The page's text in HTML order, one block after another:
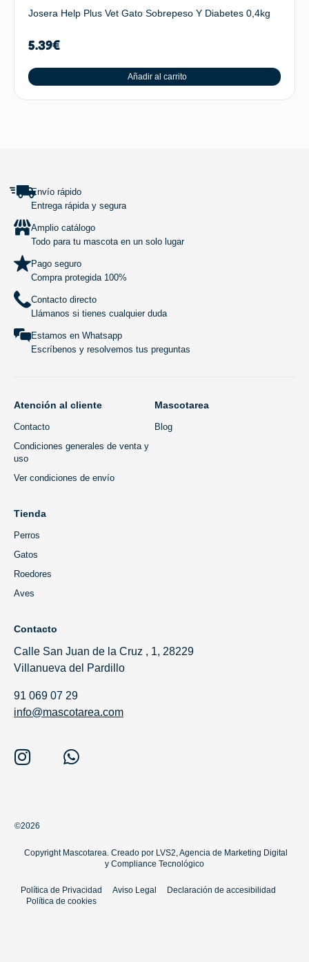
Josera Help Plus Vet Gato Sobrepeso Y Diabetes 0,4kg
5.39€
Añadir al carrito
Envío rápido
Entrega rápida y segura
Amplio catálogo
Todo para tu mascota en un solo lugar
Pago seguro
Compra protegida 100%
Contacto directo
Llámanos si tienes cualquier duda
Estamos en Whatsapp
Escríbenos y resolvemos tus preguntas
Atención al cliente
Contacto
Condiciones generales de venta y
uso
Ver condiciones de envío
Mascotarea
Blog
Tienda
Perros
Gatos
Roedores
Aves
Contacto
Calle San Juan de la Cruz , 1, 28229
Villanueva del Pardillo
91 069 07 29
info@mascotarea.com
©2026
Copyright Mascotarea. Creado porLVS2, Agencia de Marketing Digital
y Compliance Tecnológico
Política de Privacidad Aviso Legal
Declaración de accesibilidad
Política de cookies